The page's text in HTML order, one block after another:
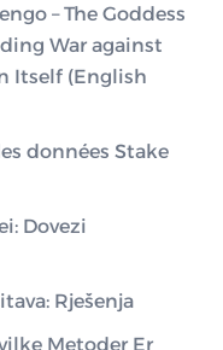
– The Goddess
War against
Itself (English
données Stake
Dovezi
Rješenja
Metoder Er